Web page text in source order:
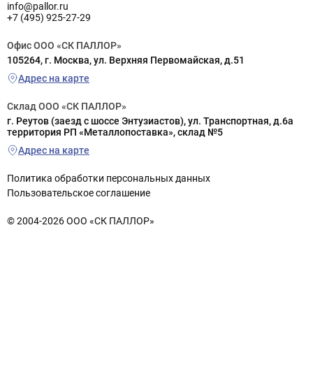
info@pallor.ru
+7 (495) 925-27-29
Офис ООО «СК ПАЛЛОР»
105264, г. Москва, ул. Верхняя Первомайская, д.51
Адрес на карте
Склад ООО «СК ПАЛЛОР»
г. Реутов (заезд с шоссе Энтузиастов), ул. Транспортная, д.6а
территория РП «Металлопоставка», склад №5
Адрес на карте
Политика обработки персональных данных
Пользовательское соглашение
© 2004-2026 ООО «СК ПАЛЛОР»